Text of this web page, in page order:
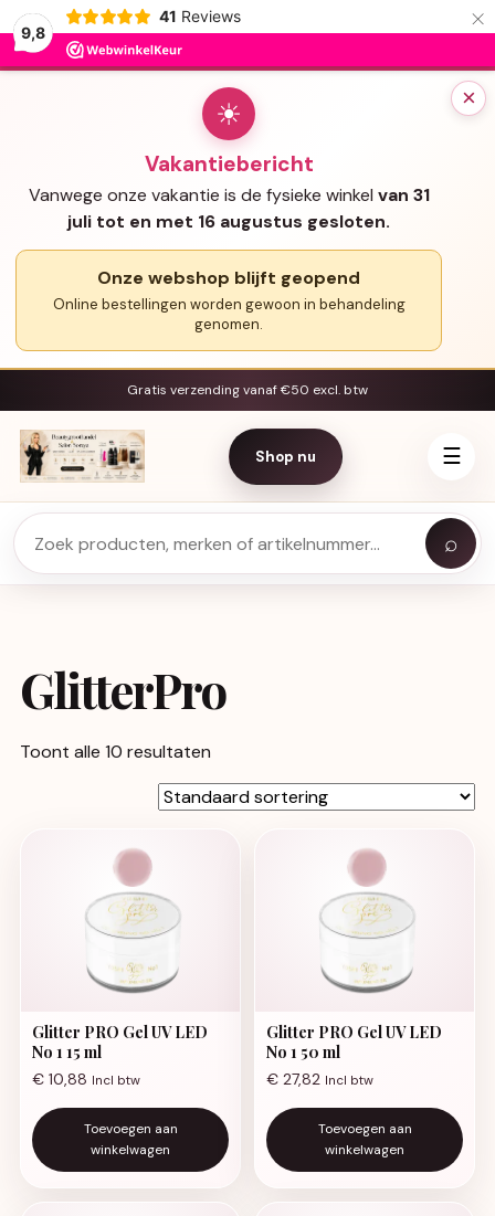
9,8
41 Reviews ×
×
☀
Vakantiebericht
Vanwege onze vakantie is de fysieke winkel van 31
juli tot en met 16 augustus gesloten.
Onze webshop blijft geopend
Online bestellingen worden gewoon in behandeling
genomen.
Gratis verzending vanaf €50 excl. btw
Shop nu ☰
⌕
GlitterPro
Toont alle 10 resultaten
Glitter PRO Gel UV LED
No 1 15 ml
€ 10,88 Incl btw
Toevoegen aan
winkelwagen
Glitter PRO Gel UV LED
No 1 50 ml
€ 27,82 Incl btw
Toevoegen aan
winkelwagen